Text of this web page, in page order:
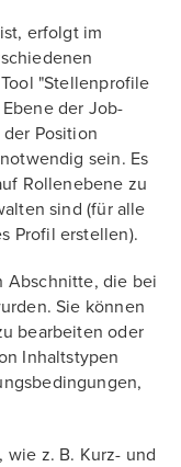
erfolgt im
"Stellenprofile
der Job-
Position
sein. Es
Rollenebene zu
sind (für alle
Profil erstellen).
Abschnitte, die bei
Sie können
bearbeiten oder
Inhaltstypen
z. B. Kurz- und